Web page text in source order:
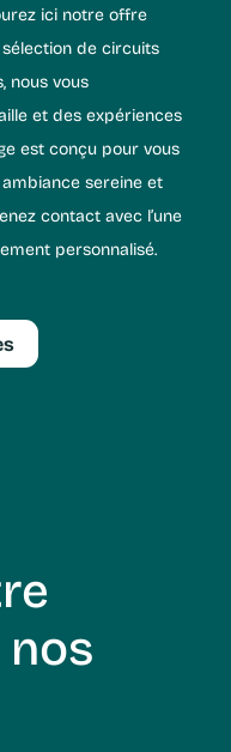
de circuits
nous vous
et des expériences
est conçu pour vous
sereine et
contact avec l’une
personnalisé.